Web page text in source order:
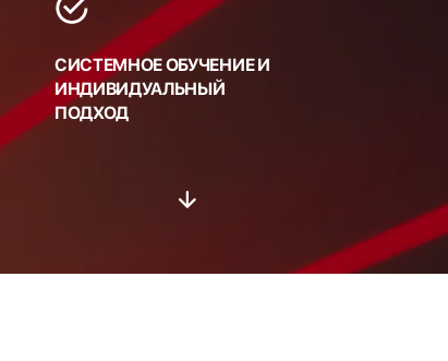
СИСТЕМНОЕ ОБУЧЕНИЕ И
ИНДИВИДУАЛЬНЫЙ
ПОДХОД